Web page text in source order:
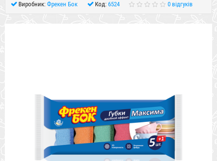
Виробник: Фрекен Бок Код: 6524 0 відгуків